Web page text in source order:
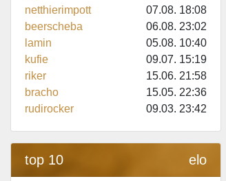
netthierimpott
07.08. 18:08
beerscheba
06.08. 23:02
lamin
05.08. 10:40
kufie
09.07. 15:19
riker
15.06. 21:58
bracho
15.05. 22:36
rudirocker
09.03. 23:42
top 10 elo